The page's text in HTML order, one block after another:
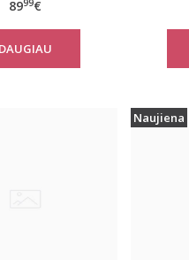
Tailor 10367
89 €
DAUGIAU
Naujiena